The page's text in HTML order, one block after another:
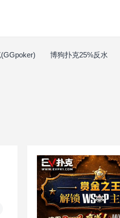
博狗扑克25%反水